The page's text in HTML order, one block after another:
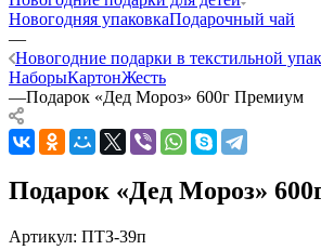
Новогодняя упаковкаПодарочный чай
—
Новогодние подарки в текстильной
НаборыКартонЖесть
—Подарок «Дед Мороз» 600г Премиум
Подарок «Дед Мороз»
Артикул: ПТЗ-39п